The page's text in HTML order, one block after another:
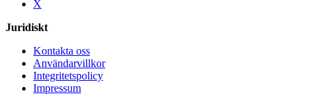
X
Juridiskt
Kontakta oss
Användarvillkor
Integritetspolicy
Impressum